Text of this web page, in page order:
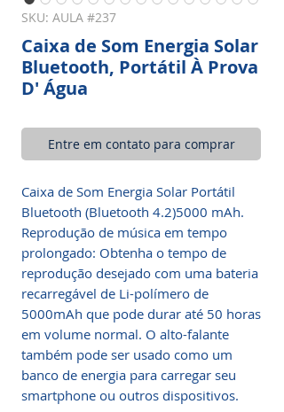
SKU: AULA #237
Caixa de Som Energia Solar
Bluetooth, Portátil À Prova
D' Água
Entre em contato para comprar
Caixa de Som Energia Solar Portátil
Bluetooth (Bluetooth 4.2)5000 mAh.
Reprodução de música em tempo
prolongado: Obtenha o tempo de
reprodução desejado com uma bateria
recarregável de Li-polímero de
5000mAh que pode durar até 50 horas
em volume normal. O alto-falante
também pode ser usado como um
banco de energia para carregar seu
smartphone ou outros dispositivos.